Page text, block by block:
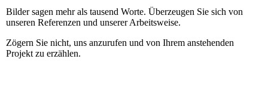
Bilder sagen mehr als tausend Worte. Überzeugen Sie sich von
unseren Referenzen und unserer Arbeitsweise.
Zögern Sie nicht, uns anzurufen und von Ihrem anstehenden
Projekt zu erzählen.